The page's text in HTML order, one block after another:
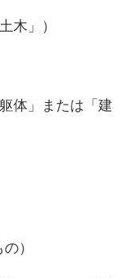
木」）
体」または「建
）